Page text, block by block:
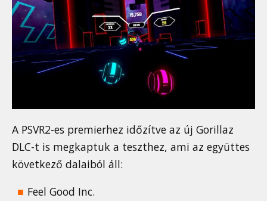
A PSVR2-es premierhez időzítve az új Gorillaz
DLC-t is megkaptuk a teszthez, ami az együttes
következő dalaiból áll:
Feel Good Inc.